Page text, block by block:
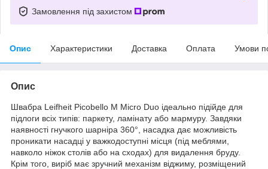
Замовлення під захистом
Опис Характеристики Доставка Оплата Умови
Опис
Швабра Lеifheit Piсоbello M Micro Duо ідеально підійде для
підлоги всіх типів: паркету, ламінату або мармуру. Завдяки
наявності гнучкого шарніра 360°, насадка дає можливість
проникати насадці у важкодоступні місця (під меблями,
навколо ніжок столів або на сходах) для видалення бруду.
Крім того, виріб має зручний механізм віджиму, розміщений